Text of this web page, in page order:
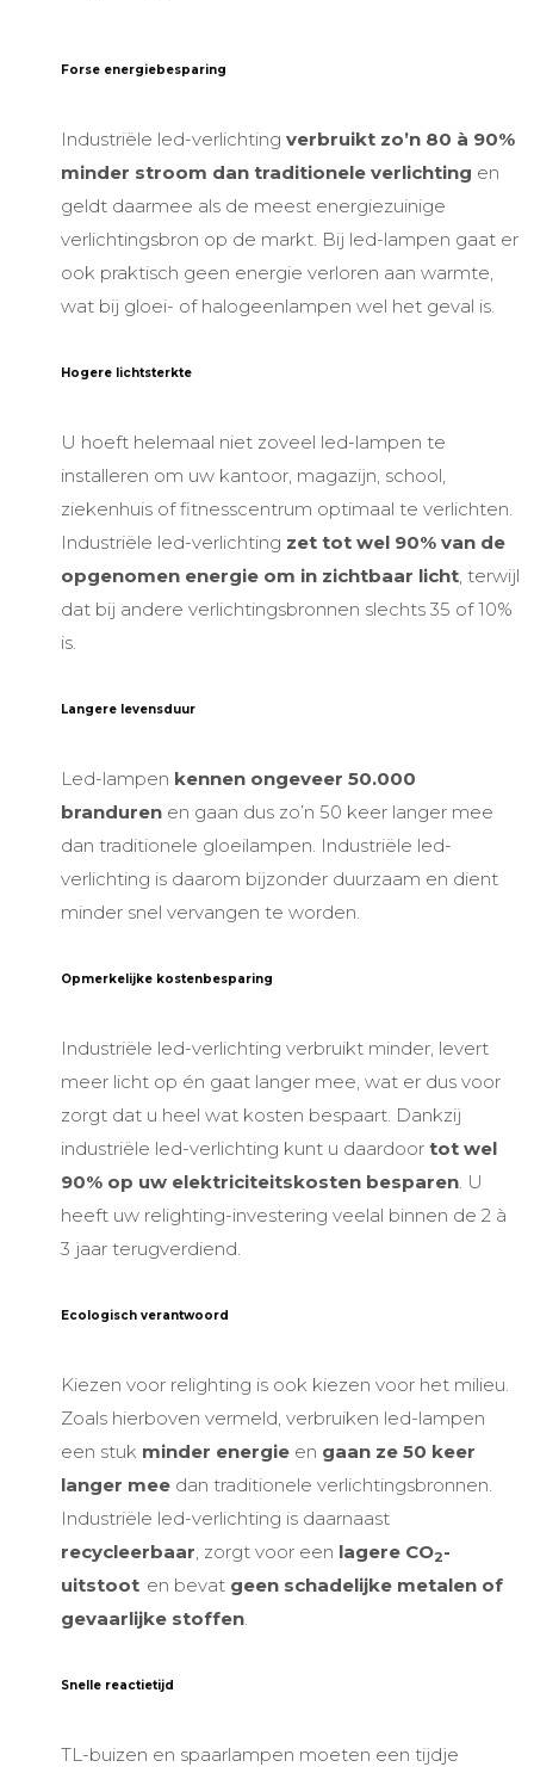
Forse energiebesparing
Industriële led-verlichting verbruikt zo’n 80 à 90%
minder stroom dan traditionele verlichting en
geldt daarmee als de meest energiezuinige
verlichtingsbron op de markt. Bij led-lampen gaat er
ook praktisch geen energie verloren aan warmte,
wat bij gloei- of halogeenlampen wel het geval is.
Hogere lichtsterkte
U hoeft helemaal niet zoveel led-lampen te
installeren om uw kantoor, magazijn, school,
ziekenhuis of fitnesscentrum optimaal te verlichten.
Industriële led-verlichting zet tot wel 90% van de
opgenomen energie om in zichtbaar licht, terwijl
dat bij andere verlichtingsbronnen slechts 35 of 10%
is.
Langere levensduur
Led-lampen kennen ongeveer 50.000
branduren en gaan dus zo’n 50 keer langer mee
dan traditionele gloeilampen. Industriële led-
verlichting is daarom bijzonder duurzaam en dient
minder snel vervangen te worden.
Opmerkelijke kostenbesparing
Industriële led-verlichting verbruikt minder, levert
meer licht op én gaat langer mee, wat er dus voor
zorgt dat u heel wat kosten bespaart. Dankzij
industriële led-verlichting kunt u daardoortot wel
90% op uw elektriciteitskosten besparen. U
heeft uw relighting-investering veelal binnen de 2 à
3 jaar terugverdiend.
Ecologisch verantwoord
Kiezen voor relighting is ook kiezen voor het milieu.
Zoals hierboven vermeld, verbruiken led-lampen
een stuk minder energie en gaan ze 50 keer
langer mee dan traditionele verlichtingsbronnen.
Industriële led-verlichting is daarnaast
recycleerbaar, zorgt voor een lagere CO2-
uitstoot en bevat geen schadelijke metalen of
gevaarlijke stoffen.
Snelle reactietijd
TL-buizen en spaarlampen moeten een tijdje